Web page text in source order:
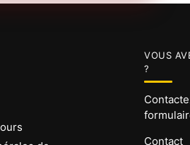
VOUS
?
Contact